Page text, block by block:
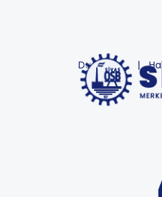
Duyurular